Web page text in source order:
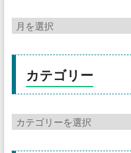
カテゴリー